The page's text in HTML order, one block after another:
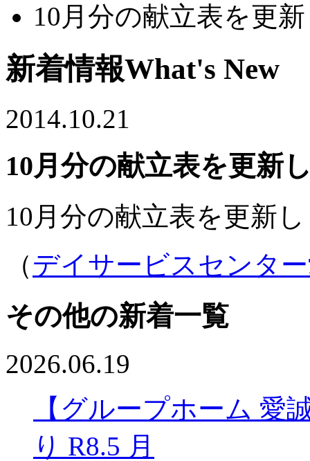
10月分の献立表を更
新着情報What's New
2014.10.21
10月分の献立表を更新
10月分の献立表を更新
（デイサービスセンタ
その他の新着一覧
2026.06.19
【グループホーム 愛
り R8.5 月